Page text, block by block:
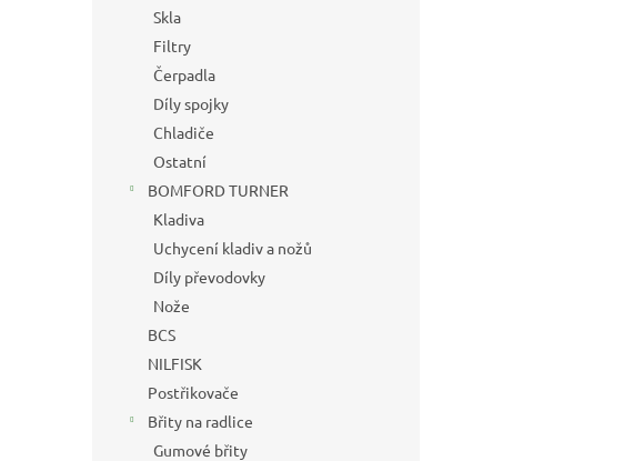
Skla
Filtry
Čerpadla
Díly spojky
Chladiče
Ostatní
BOMFORD TURNER
Kladiva
Uchycení kladiv a nožů
Díly převodovky
Nože
BCS
NILFISK
Postřikovače
Břity na radlice
Gumové břity